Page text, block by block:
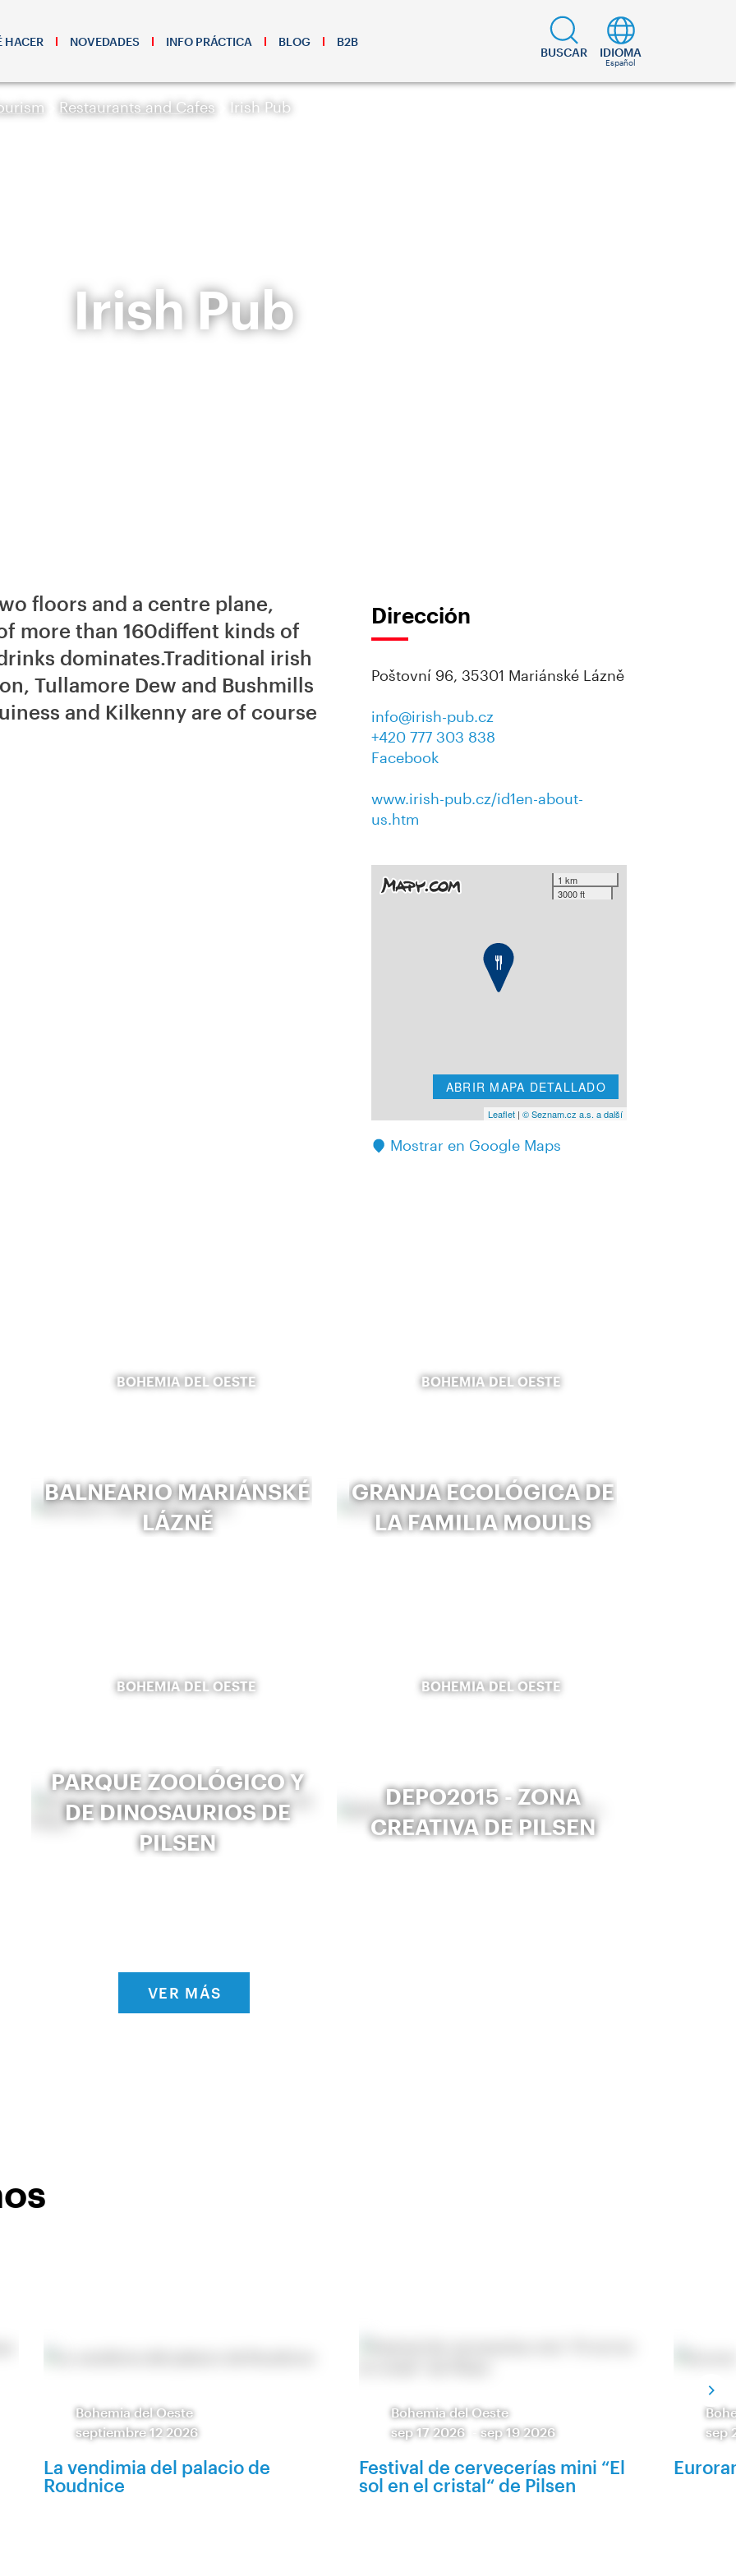
HACER NOVEDADES INFO PRÁCTICA BLOG B2B
BUSCAR IDIOMA
Español
Restaurants and Cafes Irish Pub
Irish Pub
floors and a centre plane,
more than 160diffent kinds of
dominates.Traditional irish
Tullamore Dew and Bushmills
and Kilkenny are of course
Dirección
Poštovní 96, 35301 Mariánské Lázně
info@irish-pub.cz
+420 777 303 838
Facebook
www.irish-pub.cz/id1en-about-
us.htm
1 km
3000 ft
ABRIR MAPA DETALLADO
Leaflet| © Seznam.cz a.s. a další
Mostrar en Google Maps
BOHEMIA DEL OESTE
BALNEARIO MARIÁNSKÉ
LÁZNĚ
BOHEMIA DEL OESTE
GRANJA ECOLÓGICA DE
LA FAMILIA MOULIS
BOHEMIA DEL OESTE
PARQUE ZOOLÓGICO Y
DE DINOSAURIOS DE
PILSEN
BOHEMIA DEL OESTE
DEPO2015 - ZONA
CREATIVA DE PILSEN
VER MÁS
Bohemia del Oeste
septiembre 12 2026
La vendimia del palacio de
Roudnice
Bohemia del Oeste
sep 17 2026
-sep 19 2026
Festival de cervecerías mini “El
sol en el cristal“ de Pilsen
sep